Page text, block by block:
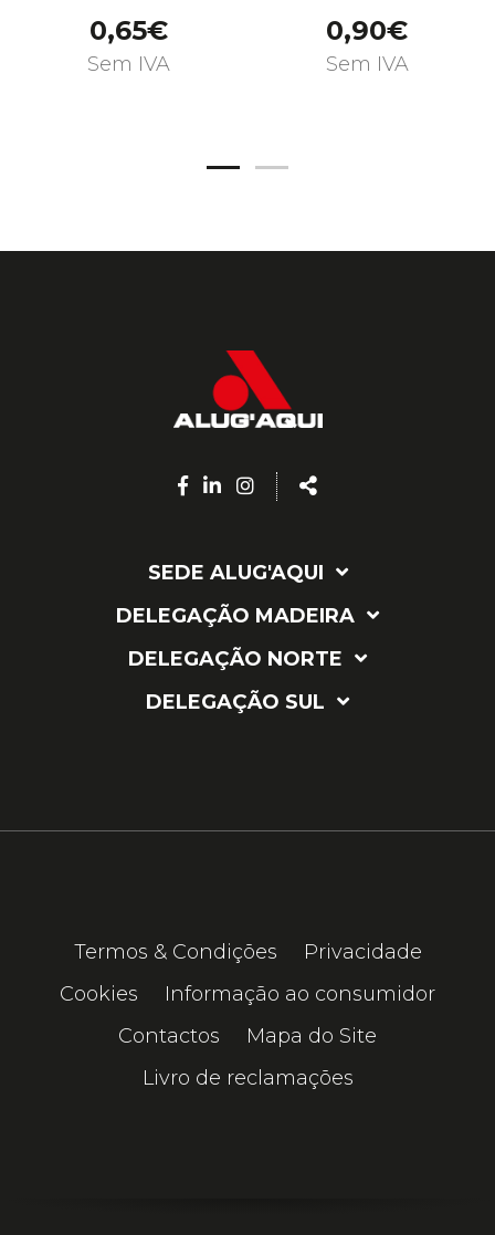
0,65€
Sem IVA
0,90€
Sem IVA
Facebook
Linkedin
Instagram
Share
SEDE ALUG'AQUI
DELEGAÇÃO MADEIRA
DELEGAÇÃO NORTE
DELEGAÇÃO SUL
Termos & Condições
Privacidade
Cookies
Informação ao consumidor
Contactos
Mapa do Site
Livro de reclamações